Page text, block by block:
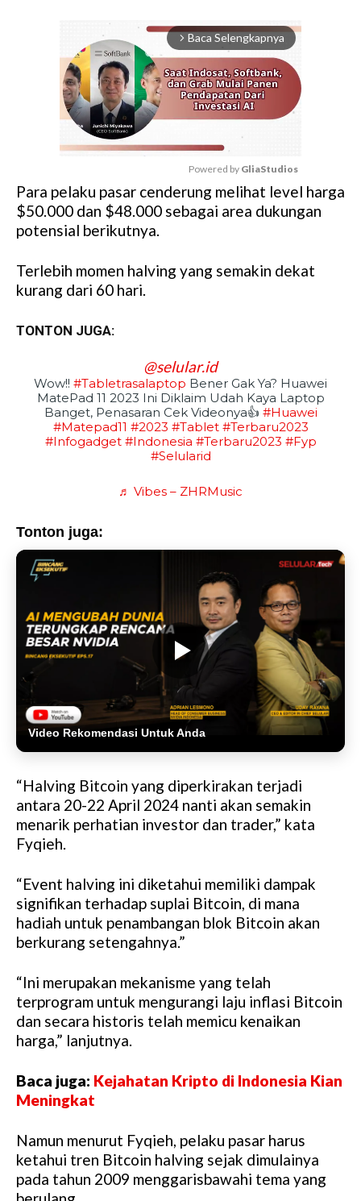
arrow_forward_ios Baca Selengkapnya
M
u
Powered by GliaStudios
Para pelaku pasar cenderung melihat level harga
$50.000 dan $48.000 sebagai area dukungan
potensial berikutnya.
Terlebih momen halving yang semakin dekat
kurang dari 60 hari.
TONTON JUGA:
@selular.id
Wow!! #tabletrasalaptop Bener Gak Ya? Huawei
MatePad 11 2023 Ini Diklaim Udah Kaya Laptop
Banget, Penasaran Cek Videonya👍 #huawei
#matepad11 #2023 #tablet #terbaru2023
#infogadget #indonesia #terbaru2023 #fyp
#selularid
♬ Vibes – ZHRMusic
Tonton juga:
Video Rekomendasi Untuk Anda
“Halving Bitcoin yang diperkirakan terjadi
antara 20-22 April 2024 nanti akan semakin
menarik perhatian investor dan trader,” kata
Fyqieh.
“Event halving ini diketahui memiliki dampak
signifikan terhadap suplai Bitcoin, di mana
hadiah untuk penambangan blok Bitcoin akan
berkurang setengahnya.”
“Ini merupakan mekanisme yang telah
terprogram untuk mengurangi laju inflasi Bitcoin
dan secara historis telah memicu kenaikan
harga,” lanjutnya.
Baca juga: Kejahatan Kripto di Indonesia Kian
Meningkat
Namun menurut Fyqieh, pelaku pasar harus
ketahui tren Bitcoin halving sejak dimulainya
pada tahun 2009 menggarisbawahi tema yang